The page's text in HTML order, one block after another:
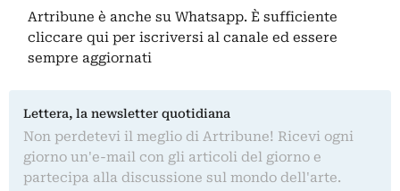
Artribune è anche su Whatsapp. È sufficiente
cliccare qui per iscriversi al canale ed essere
sempre aggiornati
Lettera, la newsletter quotidiana
Non perdetevi il meglio di Artribune! Ricevi ogni
giorno un'e-mail con gli articoli del giorno e
partecipa alla discussione sul mondo dell'arte.